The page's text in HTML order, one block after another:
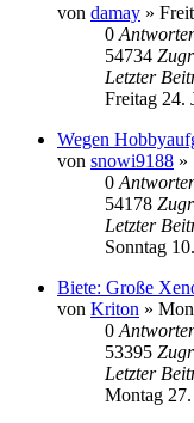
von damay »
0
54734
Letzter
Freitag 24.
Wegen
von snowi9188 »
0
54178
Letzter
Sonntag
Biete: Große
von Kriton »
0
53395
Letzter
Montag